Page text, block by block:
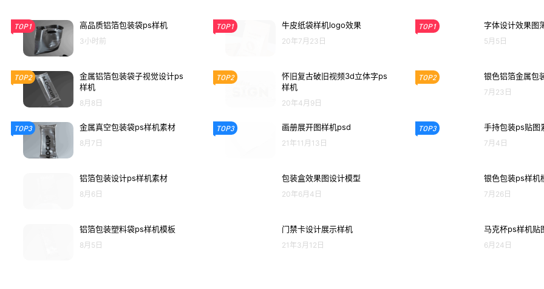
TOP1 高品质铝箔包装袋ps样机
3小时前
TOP2
金属铝箔包装袋子视觉设计ps
样机
8月8日
TOP3 金属真空包装袋ps样机素材
8月7日
铝箔包装设计ps样机素材
8月6日
铝箔包装塑料袋ps样机模板
8月5日
TOP1 牛皮纸袋样机logo效果
20年7月23日
TOP2
怀旧复古破旧视频3d立体字ps
样机
20年4月9日
TOP3 画册展开图样机psd
21年11月13日
包装盒效果图设计模型
20年6月4日
门禁卡设计展示样机
21年3月12日
TOP1 字体设计效果图
5月5日
TOP2 银色铝箔金属包
7月23日
TOP3 手持包装ps贴图
7月4日
银色包装ps样机
7月26日
马克杯ps样机贴
6月24日